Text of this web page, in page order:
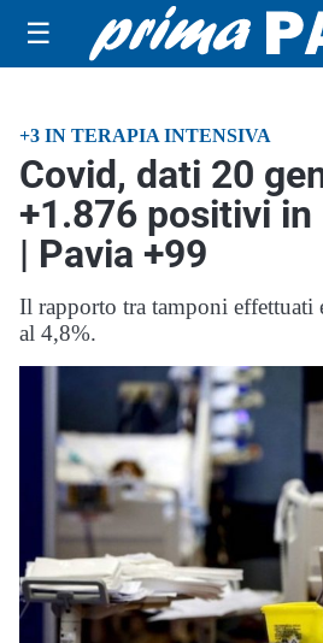
☰
+3 IN TERAPIA INTENSIVA
Covid, dati 20
+1.876 positivi
| Pavia +99
Il rapporto tra tamponi
al 4,8%.